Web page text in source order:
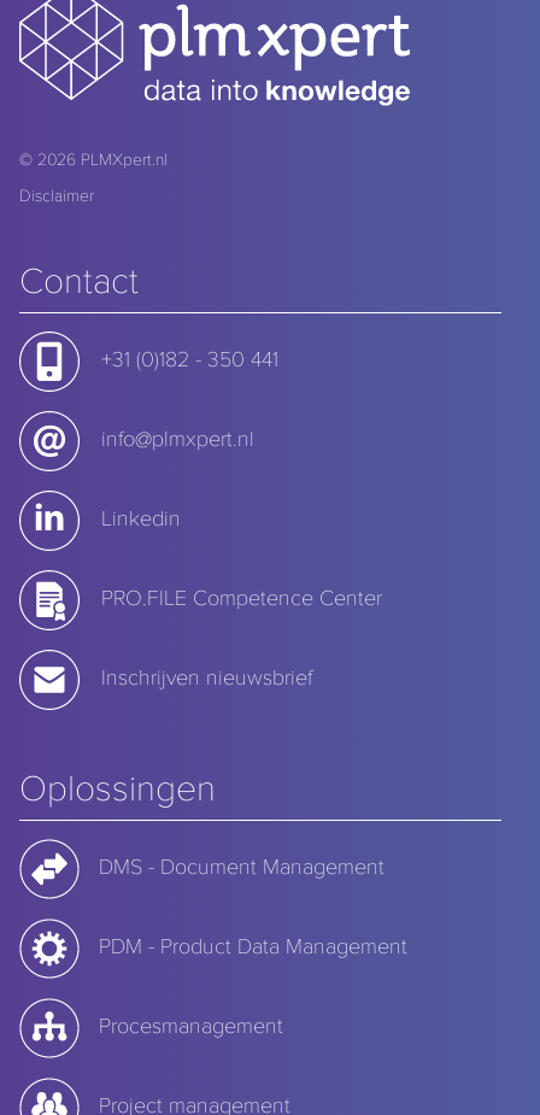
© 2026 PLMXpert.nl
Disclaimer
Contact
+31 (0)182 - 350 441
info@plmxpert.nl
Linkedin
PRO.FILE Competence Center
Inschrijven nieuwsbrief
Oplossingen
DMS - Document Management
PDM - Product Data Management
Procesmanagement
Project management